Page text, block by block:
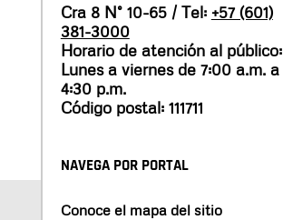
Cra 8 N° 10-65 / Tel: +57 (601)
381-3000
Horario de atención al público:
Lunes a viernes de 7:00 a.m. a
4:30 p.m.
Código postal: 111711
NAVEGA POR PORTAL
Conoce el mapa del sitio